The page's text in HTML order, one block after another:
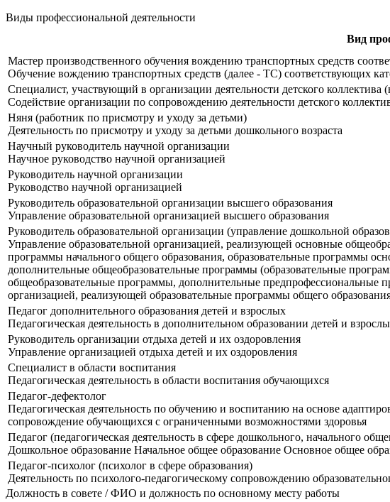
Виды профессиональной деятельности
Вид
Мастер производственного обучения вождению транспортных средств
Обучение вождению транспортных средств (далее - ТС) соответствующих
Специалист, участвующий в организации деятельности детского коллектива
Содействие организации по сопровождению деятельности детского
Няня (работник по присмотру и уходу за детьми)
Деятельность по присмотру и уходу за детьми дошкольного возраста
Научный руководитель научной организации
Научное руководство научной организацией
Руководитель научной организации
Руководство научной организацией
Руководитель образовательной организации высшего образования
Управление образовательной организацией высшего образования
Руководитель образовательной организации (управление дошкольной
Управление образовательной организацией, реализующей основные
программы начального общего образования, образовательные программы
дополнительные общеобразовательные программы (образовательные
общеобразовательные программы, дополнительные предпрофессиональные
организацией, реализующей образовательные программы общего
Педагог дополнительного образования детей и взрослых
Педагогическая деятельность в дополнительном образовании детей и
Руководитель организации отдыха детей и их оздоровления
Управление организацией отдыха детей и их оздоровления
Специалист в области воспитания
Педагогическая деятельность в области воспитания обучающихся
Педагог-дефектолог
Педагогическая деятельность по обучению и воспитанию на основе
сопровождение обучающихся с ограниченными возможностями здоровья
Педагог (педагогическая деятельность в сфере дошкольного, начального
Дошкольное образование Начальное общее образование Основное общее
Педагог-психолог (психолог в сфере образования)
Деятельность по психолого-педагогическому сопровождению
Должность в совете / ФИО и должность по основному месту работы